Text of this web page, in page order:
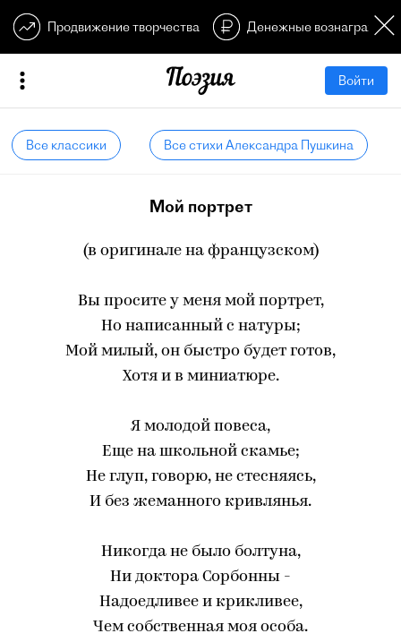
Продвижение творчества Денежные
Войти
Все классики Все стихи Александра Пушкина
Мой портрет
(в оригинале на французском)
Вы просите у меня мой портрет,
Но написанный с натуры;
Мой милый, он быстро будет готов,
Хотя и в миниатюре.
Я молодой повеса,
Еще на школьной скамье;
Не глуп, говорю, не стесняясь,
И без жеманного кривлянья.
Никогда не было болтуна,
Ни доктора Сорбонны -
Надоедливее и крикливее,
Чем собственная моя особа.